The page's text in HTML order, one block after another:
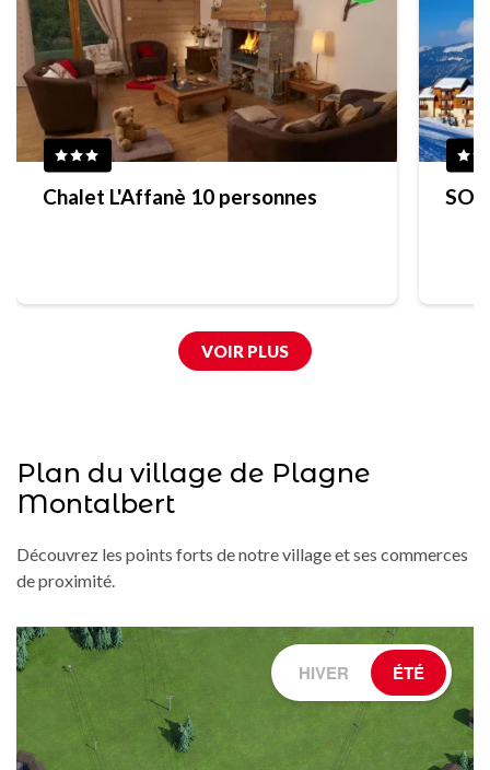
Chalet L'Affanè 10 personnes
VOIR PLUS
Plan du village de Plagne
Montalbert
Découvrez les points forts de notre village et ses commerces
de proximité.
HIVER ÉTÉ